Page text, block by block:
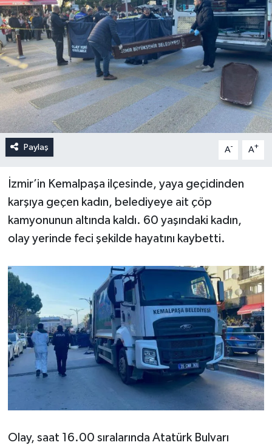
Paylaş A- A+
İzmir’in Kemalpaşa ilçesinde, yaya geçidinden
karşıya geçen kadın, belediyeye ait çöp
kamyonunun altında kaldı. 60 yaşındaki kadın,
olay yerinde feci şekilde hayatını kaybetti.
Olay, saat 16.00 sıralarında Atatürk Bulvarı